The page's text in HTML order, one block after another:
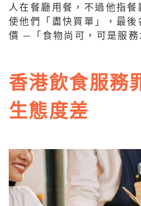
人在餐廳用餐，不過他指
使他們「盡快買單」，最
價 —「食物尚可，可是服務
香港飲食服務
生態度差